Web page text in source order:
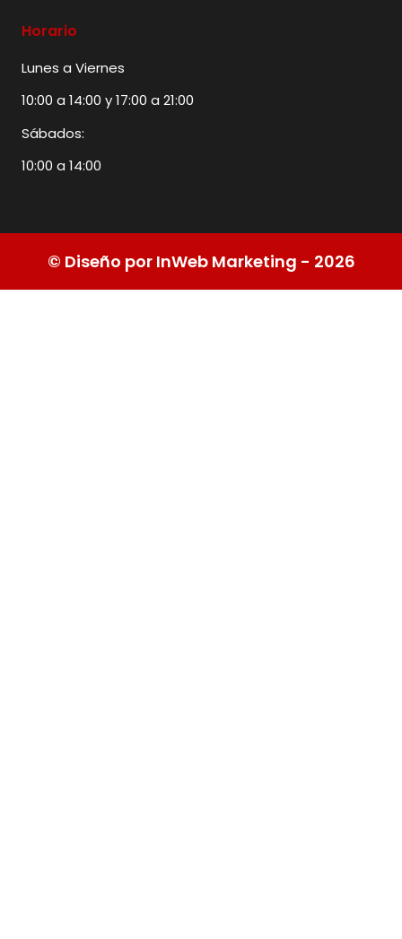
Horario
Lunes a Viernes
10:00 a 14:00 y 17:00 a 21:00
Sábados:
10:00 a 14:00
© Diseño por InWeb Marketing - 2026